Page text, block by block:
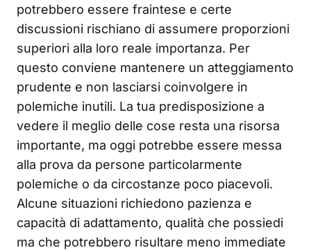
potrebbero essere fraintese e certe
discussioni rischiano di assumere proporzioni
superiori alla loro reale importanza. Per
questo conviene mantenere un atteggiamento
prudente e non lasciarsi coinvolgere in
polemiche inutili. La tua predisposizione a
vedere il meglio delle cose resta una risorsa
importante, ma oggi potrebbe essere messa
alla prova da persone particolarmente
polemiche o da circostanze poco piacevoli.
Alcune situazioni richiedono pazienza e
capacità di adattamento, qualità che possiedi
ma che potrebbero risultare meno immediate